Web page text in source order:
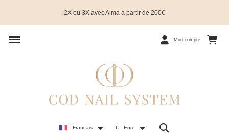
2X ou 3X avec Alma à partir de 200€
Mon compte
Français € Euro